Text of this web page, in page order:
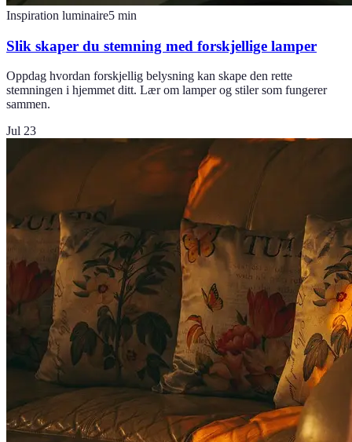
Inspiration luminaire5 min
Slik skaper du stemning med forskjellige lamper
Oppdag hvordan forskjellig belysning kan skape den rette
stemningen i hjemmet ditt. Lær om lamper og stiler som fungerer
sammen.
Jul 23